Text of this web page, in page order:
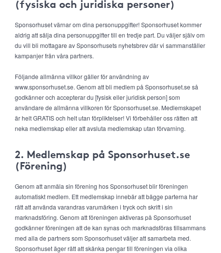
(fysiska och juridiska personer)
Sponsorhuset värnar om dina personuppgifter! Sponsorhuset kommer
aldrig att sälja dina personuppgifter till en tredje part. Du väljer själv om
du vill bli mottagare av Sponsorhusets nyhetsbrev där vi sammanställer
kampanjer från våra partners.
Följande allmänna villkor gäller för användning av
www.sponsorhuset.se. Genom att bli medlem på Sponsorhuset.se så
godkänner och accepterar du [fysisk eller juridisk person] som
användare de allmänna villkoren för Sponsorhuset.se. Medlemskapet
är helt GRATIS och helt utan förpliktelser! Vi förbehåller oss rätten att
neka medlemskap eller att avsluta medlemskap utan förvarning.
2. Medlemskap på Sponsorhuset.se
(Förening)
Genom att anmäla sin förening hos Sponsorhuset blir föreningen
automatiskt medlem. Ett medlemskap innebär att bägge parterna har
rätt att använda varandras varumärken i tryck och skrift i sin
marknadsföring. Genom att föreningen aktiveras på Sponsorhuset
godkänner föreningen att de kan synas och marknadsföras tillsammans
med alla de partners som Sponsorhuset väljer att samarbeta med.
Sponsorhuset äger rätt att skänka pengar till föreningen via olika